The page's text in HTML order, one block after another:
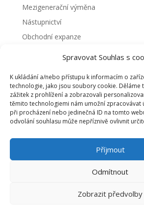
Spravovat Souhlas s
K ukládání a/nebo přístupu k informacím o
technologie, jako jsou soubory cookie. Děláme
zážitek z prohlížení a zobrazovali
těmito technologiemi nám umožní zpracovávat
při procházení nebo jedinečná ID na tomto
odvolání souhlasu může nepříznivě ovlivnit
Příjmout
Odmítnout
Zobrazit předvolby
Mezigenerační výměna
Nástupnictví
Obchodní expanze
Renta
Restart
Rozvoj
Slovník pojmů
Strategické transakce
Strategický nákup a supply chain